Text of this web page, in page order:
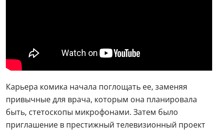
Карьера комика начала поглощать ее, заменяя
привычные для врача, которым она планировала
быть, стетоскопы микрофонами. Затем было
приглашение в престижный телевизионный проект